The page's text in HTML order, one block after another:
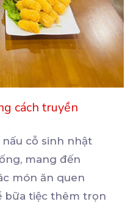
cách truyền
cỗ sinh nhật
mang đến
món ăn quen
bữa tiệc thêm trọn